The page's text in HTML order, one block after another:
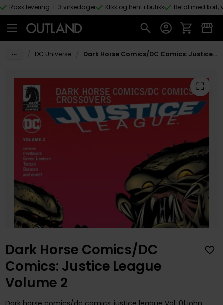
Hopp til hovedinnhold
Rask levering: 1-3 virkedager Klikk og hent i butikk Betal med kort,
DC Universe Dark Horse Comics/DC Comics: Justice League Volume 2
Dark Horse Comics/DC
Comics: Justice League
Volume 2
Dark horse comics/dc comics: justice league Vol. 0 John